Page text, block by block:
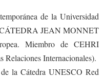
de la Universidad
JEAN MONNET
Miembro de CEHRI
Relaciones Internacionales).
la Cátedra UNESCO Red